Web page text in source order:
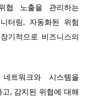
협 노출을 관리하는
터링, 자동화된 위험
기적으로 비즈니스의
트워크와 시스템을
, 감지된 위협에 대해